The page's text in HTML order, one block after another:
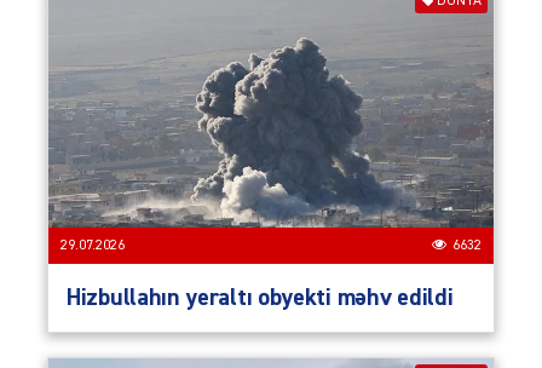
29.07.2026 6632
Hizbullahın yeraltı obyekti məhv edildi